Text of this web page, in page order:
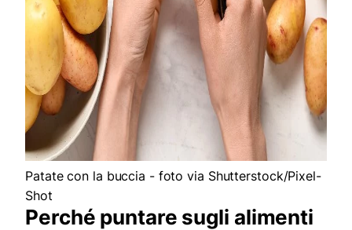
Patate con la buccia - foto via Shutterstock/Pixel-
Shot
Perché puntare sugli alimenti